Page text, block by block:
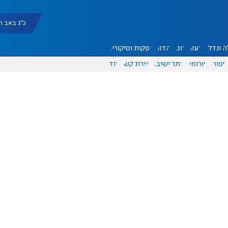
כ"ג באב תשפ"ו
ונדל"ן דעות אוכל יהדות הפקות וסיקורים
ספורט פורומים אתר ישיבה יצירת קשר עוד